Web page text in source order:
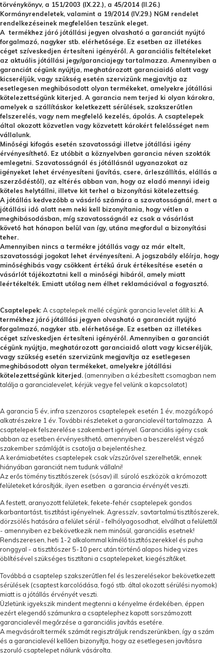
törvénykönyv, a 151/2003 (IX.22.), a 45/2014 (II.26.)
Kormányrendeletek, valamint a 19/2014 (IV.29.) NGM rendelet
rendelkezéseinek megfelelően teszünk eleget.
A termékhez járó jótállási jegyen olvasható a garanciát nyújtó
forgalmazó, nagyker stb. elérhetősége. Ez esetben az illetékes
céget szíveskedjen értesíteni igényéről. A garanciális feltételeket
az aktuális jótállási jegy/garanciajegy tartalmazza. Amennyiben a
garanciát cégünk nyújtja, meghatározott garanciaidő alatt vagy
kicseréljük, vagy szükség esetén szervizünk megjavítja az
esetlegesen meghibásodott olyan termékeket, amelyekre jótállási
kötelezettségünk kiterjed. A garancia nem terjed ki olyan károkra,
amelyek a szállításkor keletkezett sérülések, szakszerűtlen
felszerelés, vagy nem megfelelő kezelés, ápolás. A csaptelepek
által okozott közvetlen vagy közvetett károkért felelősséget nem
vállalunk.
Minőségi kifogás esetén szavatossági illetve jótállási igény
érvényesíthető. Ez utóbbit a köznyelvben garancia néven szokták
emlegetni. Szavatosságnál és jótállásnál ugyanazokat az
igényeket lehet érvényesíteni (javítás, csere, árleszállítás, elállás a
szerződéstől), az eltérés abban van, hogy az eladó mennyi ideig
köteles helytállni, illetve kit terhel a bizonyítási kötelezettség.
A jótállás kedvezőbb a vásárló számára a szavatosságnál, mert a
jótállási idő alatt nem neki kell bizonyítania, hogy vétlen a
meghibásodásban, míg szavatosságnál ez csak a vásárlást
követő hat hónapon belül van így, utána megfordul a bizonyítási
teher.
Amennyiben nincs a termékre jótállás vagy az már eltelt,
szavatossági jogokat lehet érvényesíteni. A jogszabály előírja, hogy
minőséghibás vagy csökkent értékű áruk értékesítése esetén a
vásárlót tájékoztatni kell a minőségi hibáról, amely miatt
leértékelték. Emiatt utólag nem élhet reklamációval a fogyasztó.
Csaptelepek: A csaptelepek mellé cégünk garancia levelet állít ki. A
termékhez járó jótállási jegyen olvasható a garanciát nyújtó
forgalmazó, nagyker stb. elérhetősége. Ez esetben az illetékes
céget szíveskedjen értesíteni igényéről. Amennyiben a garanciát
cégünk nyújtja, meghatározott garanciaidő alatt vagy kicseréljük,
vagy szükség esetén szervizünk megjavítja az esetlegesen
meghibásodott olyan termékeket, amelyekre jótállási
kötelezettségünk kiterjed. (amennyiben a kézbesített csomagban nem
találja a garancialevelet, kérjük vegye fel velünk a kapcsolatot)
A garancia 5 év, infra szenzoros csaptelepek esetén 1 év, mozgó/kopó
alkatrészekre 1 év. További részleteket a garancialevél tartalmazza. A
csaptelepek felszerelése szakembert igényel. Garanciális igény csak
abban az esetben érvényesíthető, amennyiben a beszerelést végző
szakember számláját is csatolja a bejelentéshez.
A kerámiabetétes csaptelepek csak vízszűrővel szerelhetők, ennek
hiányában garanciát nem tudunk vállalni!
Az erős tömény tisztítószerek (sósav) ill. súroló eszközök a krómozott
felületeket károsítják, ilyen esetben a garancia érvényét veszti.
A festett, aranyozott felületek, fekete-fehér csaptelepek gondos
karbantartást, tisztítást igényelnek. Agresszív, savtartalmú tisztítószerek,
dörzsölés hatására a felület sérül - felhólyagosodhat, elválhat a felülettől
- amennyiben ez bekövetkezik nem minősül, garanciális esetnek!
Rendszeresen, heti 1-2 alkalommal kímélő tisztítószerekkel és puha
ronggyal - a tisztítószer 5-10 perc után történő alapos hideg vizes
öblítésével szükséges tisztítani a csaptelepeket, kiegészítőket.
Továbbá a csaptelep szakszerűtlen fel és leszerelésekor bekövetkezett
sérülések (csaptest karcolódása, fogó stb. által okozott sérülési nyomok)
miatt is a jótállás érvényét veszti.
Üzletünk igyekszik mindent megtenni a kényelme érdekében, éppen
ezért elegendő számunkra a csaptelephez kapott sorszámozott
garancialevél megőrzése a garanciális javítás esetére.
A megvásárolt termék számát regisztráljuk rendszerünkben, így a szám
és a garancialevél kellően bizonyítja, hogy az esetlegesen javításra
szoruló csaptelepet nálunk vásárolta.